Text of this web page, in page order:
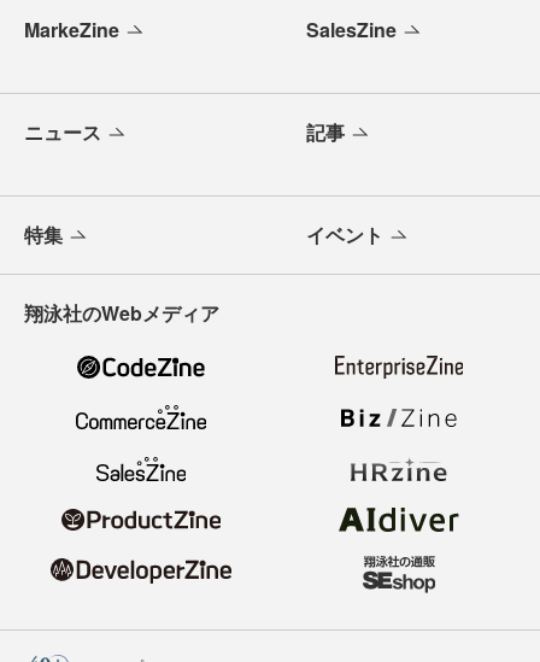
MarkeZine SalesZine
ニュース 記事
特集 イベント
翔泳社のWebメディア